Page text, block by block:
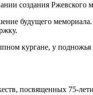
создания Ржевского
будущего
кургане, у подножья
посвященных 75-